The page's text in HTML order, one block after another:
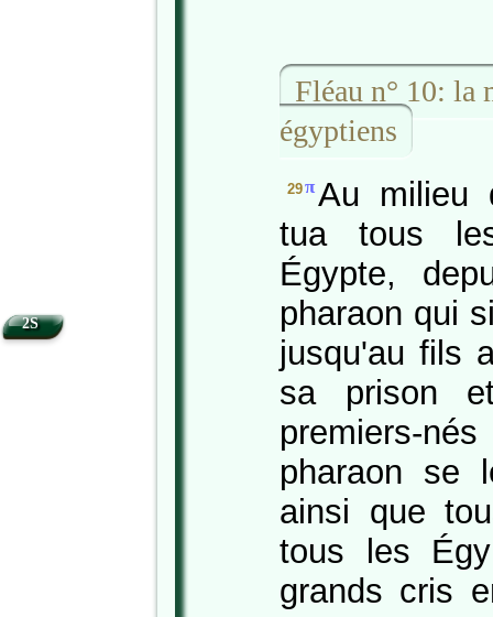
Fléau n° 10: la
égyptiens
29πAu milieu
tua tous
Égypte,
pharaon qui
jusqu'au fils
sa prison
premiers-
pharaon se
ainsi que
tous les
grands cris
2S